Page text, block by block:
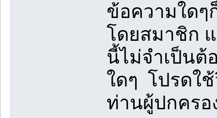
ข้อความใดๆ
โดยสมาชิก
นี้ไม่จำเป็นต้
ใดๆ โปรดใ
ท่านผู้ปกครอ